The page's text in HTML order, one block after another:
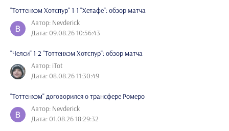
"Тоттенхэм Хотспур" 1-1 "Хетафе": обзор матча
Автор: Nevderick
Дата: 09.08.26 10:56:43
"Челси" 1-2 "Тоттенхэм Хотспур": обзор матча
Автор: iTot
Дата: 08.08.26 11:30:49
"Тоттенхэм" договорился о трансфере Ромеро
Автор: Nevderick
Дата: 01.08.26 18:29:32